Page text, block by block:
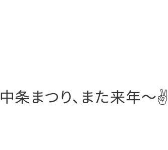
中条まつり、また来年～✌